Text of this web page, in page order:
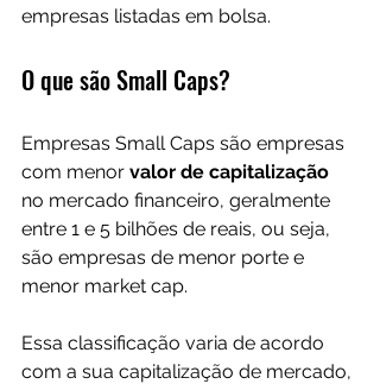
empresas listadas em bolsa.
O que são Small Caps?
Empresas Small Caps são empresas
com menor valor de capitalização
no mercado financeiro, geralmente
entre 1 e 5 bilhões de reais, ou seja,
são empresas de menor porte e
menor market cap.
Essa classificação varia de acordo
com a sua capitalização de mercado,